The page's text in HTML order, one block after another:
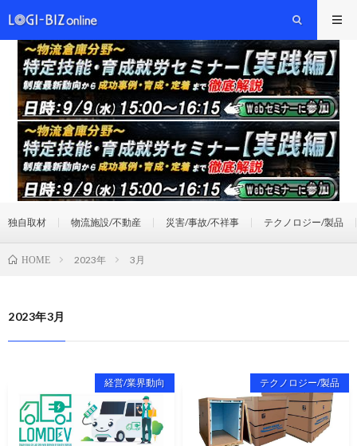
独自取材 物流施設/不動産 災害/事故/不祥事 テクノロジー/製品
HOME 2023年 3月
2023年3月
経営/業界動向 テクノロジー/製品